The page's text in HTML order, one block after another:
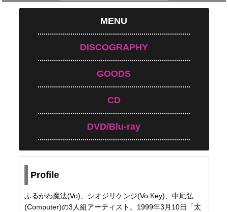
MENU
DISCOGRAPHY
GOODS
CD
DVD/Blu-ray
Profile
ふるかわ魔法(Vo)、シオジリケンジ(Vo.Key)、中尾弘
(Computer)の3人組アーティスト。1999年3月10日「太